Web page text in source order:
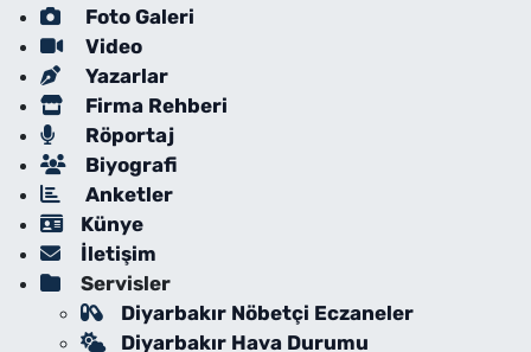
Foto Galeri
Video
Yazarlar
Firma Rehberi
Röportaj
Biyografi
Anketler
Künye
İletişim
Servisler
Diyarbakır Nöbetçi Eczaneler
Diyarbakır Hava Durumu